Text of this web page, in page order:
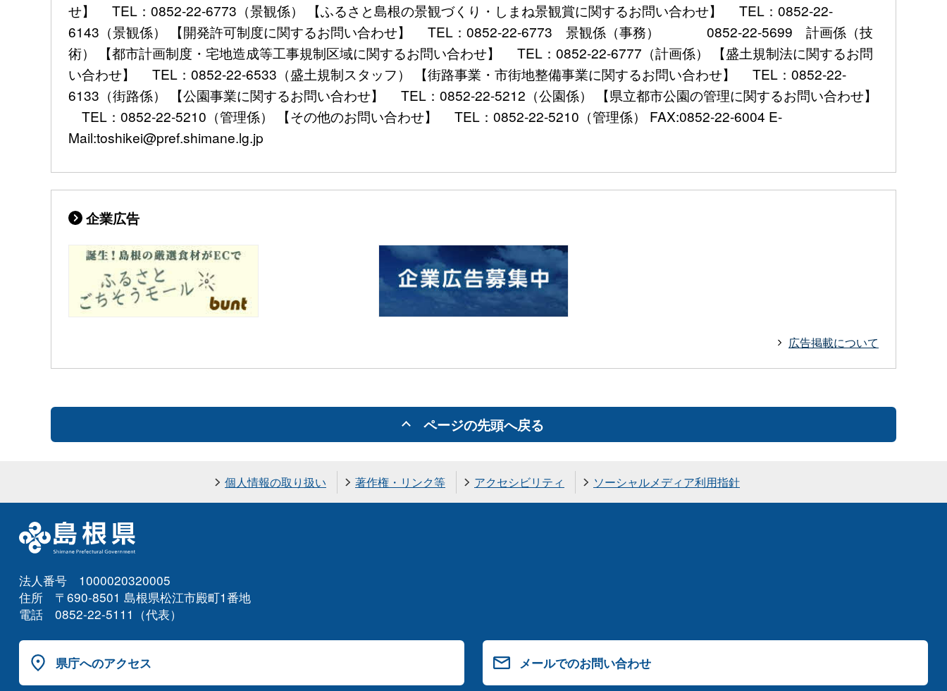
せ】 TEL：0852-22-6773（景観係） 【ふるさと島根の景観づくり・しまね景観賞に関するお問い合わせ】 TEL：0852-22-
6143（景観係） 【開発許可制度に関するお問い合わせ】 TEL：0852-22-6773 景観係（事務） 0852-22-5699 計画係（技
術） 【都市計画制度・宅地造成等工事規制区域に関するお問い合わせ】 TEL：0852-22-6777（計画係） 【盛土規制法に関するお問
い合わせ】 TEL：0852-22-6533（盛土規制スタッフ） 【街路事業・市街地整備事業に関するお問い合わせ】 TEL：0852-22-
6133（街路係） 【公園事業に関するお問い合わせ】 TEL：0852-22-5212（公園係） 【県立都市公園の管理に関するお問い合わせ】
TEL：0852-22-5210（管理係） 【その他のお問い合わせ】 TEL：0852-22-5210（管理係） FAX:0852-22-6004 E-
Mail:toshikei@pref.shimane.lg.jp
企業広告
広告掲載について
ページの先頭へ戻る
個人情報の取り扱い 著作権・リンク等 アクセシビリティ ソーシャルメディア利用指針
法人番号 1000020320005
住所 〒690-8501 島根県松江市殿町1番地
電話 0852-22-5111（代表）
県庁へのアクセス メールでのお問い合わせ